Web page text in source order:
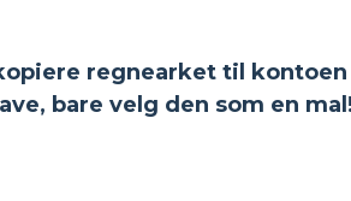
regnearket til
bare velg den som en mal!